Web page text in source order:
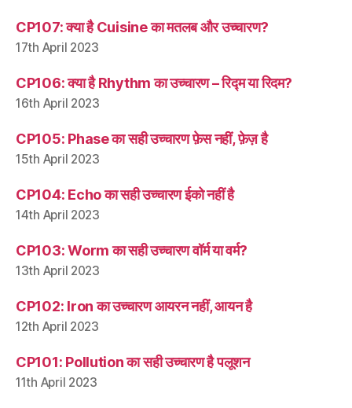
CP107: क्या है Cuisine का मतलब और उच्चारण?
17th April 2023
CP106: क्या है Rhythm का उच्चारण – रिद्म या रिदम?
16th April 2023
CP105: Phase का सही उच्चारण फ़ेस नहीं, फ़ेज़ है
15th April 2023
CP104: Echo का सही उच्चारण ईको नहीं है
14th April 2023
CP103: Worm का सही उच्चारण वॉर्म या वर्म?
13th April 2023
CP102: Iron का उच्चारण आयरन नहीं, आयन है
12th April 2023
CP101: Pollution का सही उच्चारण है पलूशन
11th April 2023